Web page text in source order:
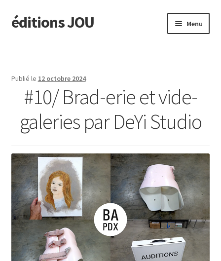
Aller
à
Aller
au
éditions JOU Menu
Actus
Catalogue
Ouvrir
menu
TINA
Ouvrir
enfant
édit. JOU
le
menu
enfant
Presse/Notes
Contact
Publié le 12 octobre 2024
#10/ Brad-erie et vide-
galeries par DeYi Studio